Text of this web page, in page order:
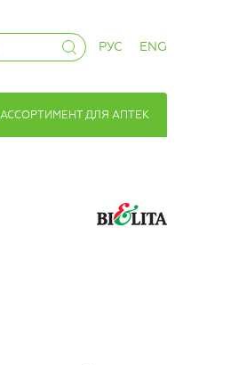
РУС ENG
АССОРТИМЕНТ ДЛЯ АПТЕК